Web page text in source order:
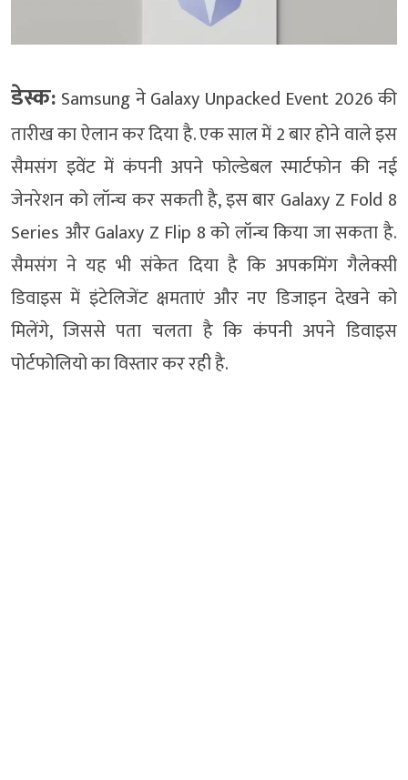
डेस्क: Samsung ने Galaxy Unpacked Event 2026 की
तारीख का ऐलान कर दिया है. एक साल में 2 बार होने वाले इस
सैमसंग इवेंट में कंपनी अपने फोल्डेबल स्मार्टफोन की नई
जेनरेशन को लॉन्च कर सकती है, इस बार Galaxy Z Fold 8
Series और Galaxy Z Flip 8 को लॉन्च किया जा सकता है.
सैमसंग ने यह भी संकेत दिया है कि अपकमिंग गैलेक्सी
डिवाइस में इंटेलिजेंट क्षमताएं और नए डिजाइन देखने को
मिलेंगे, जिससे पता चलता है कि कंपनी अपने डिवाइस
पोर्टफोलियो का विस्तार कर रही है.